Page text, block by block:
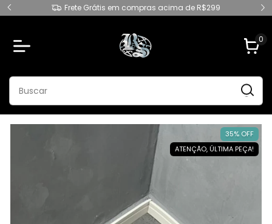
Frete Grátis em compras acima de R$299
0
35% OFF
ATENÇÃO, ÚLTIMA PEÇA!